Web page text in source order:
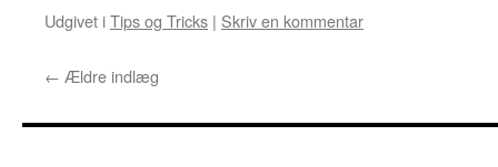
Udgivet iTips og Tricks | Skriv en kommentar
← Ældre indlæg